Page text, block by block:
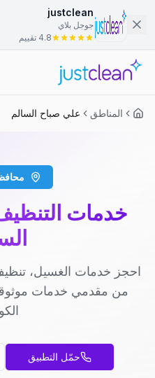
justclean
جوجل بلاي
4.8 تقييم
المناطق علي صباح السالم
خدمات
احجز خدمات الغسيل،
من مقدمي خدمات
حمّل التطبيق